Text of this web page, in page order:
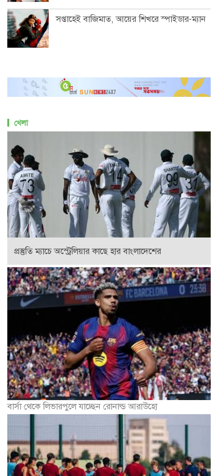
সপ্তাহেই বাজিমাত, আয়ের শিখরে স্পাইডার-ম্যান
খেলা
প্রস্তুতি ম্যাচে অস্ট্রেলিয়ার কাছে হার বাংলাদেশের
বার্সা থেকে লিভারপুলে যাচ্ছেন রোনাল্ড আরাউহো